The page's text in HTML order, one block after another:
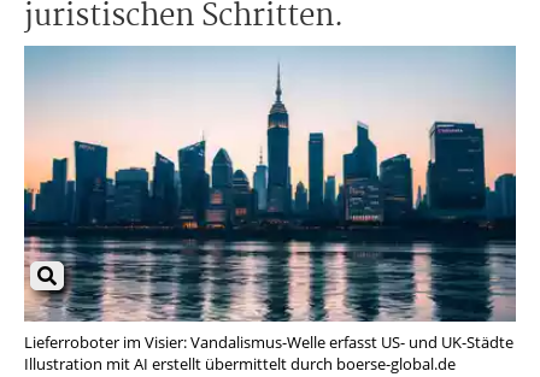
juristischen Schritten.
Lieferroboter im Visier: Vandalismus-Welle erfasst US- und UK-Städte
Illustration mit AI erstellt übermittelt durch boerse-global.de